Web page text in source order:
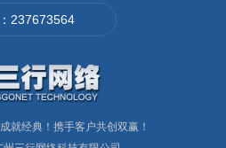
237673564
就经典！携手客户共创双赢！